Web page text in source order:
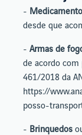
-
desde que
- Armas de
de acordo com
461/2018 da
https://
posso-
- Brinquedos